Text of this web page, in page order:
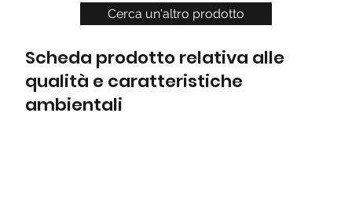
Cerca un'altro prodotto
Scheda prodotto relativa alle
qualità e caratteristiche
ambientali